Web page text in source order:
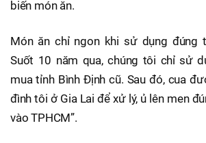
biến món ăn.
Món ăn chỉ ngon khi sử dụng đúng
Suốt 10 năm qua, chúng tôi chỉ sử
mua tỉnh Bình Định cũ. Sau đó, cua
đình tôi ở Gia Lai để xử lý, ủ lên men
vào TPHCM”.